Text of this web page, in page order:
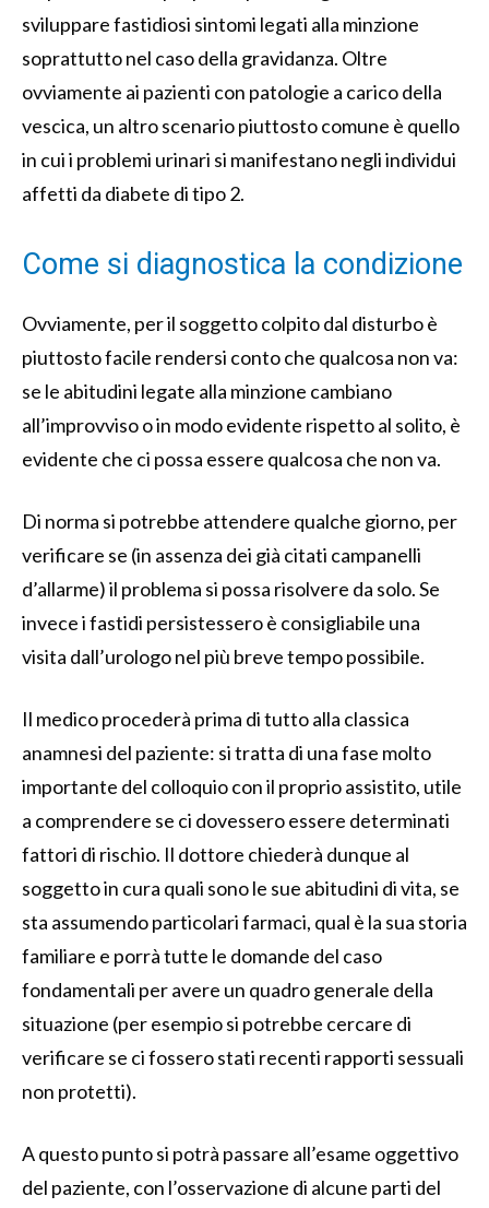
sviluppare fastidiosi sintomi legati alla minzione
soprattutto nel caso della gravidanza. Oltre
ovviamente ai pazienti con patologie a carico della
vescica, un altro scenario piuttosto comune è quello
in cui i problemi urinari si manifestano negli individui
affetti da diabete di tipo 2.
Come si diagnostica la condizione
Ovviamente, per il soggetto colpito dal disturbo è
piuttosto facile rendersi conto che qualcosa non va:
se le abitudini legate alla minzione cambiano
all’improvviso o in modo evidente rispetto al solito, è
evidente che ci possa essere qualcosa che non va.
Di norma si potrebbe attendere qualche giorno, per
verificare se (in assenza dei già citati campanelli
d’allarme) il problema si possa risolvere da solo. Se
invece i fastidi persistessero è consigliabile una
visita dall’urologo nel più breve tempo possibile.
Il medico procederà prima di tutto alla classica
anamnesi del paziente: si tratta di una fase molto
importante del colloquio con il proprio assistito, utile
a comprendere se ci dovessero essere determinati
fattori di rischio. Il dottore chiederà dunque al
soggetto in cura quali sono le sue abitudini di vita, se
sta assumendo particolari farmaci, qual è la sua storia
familiare e porrà tutte le domande del caso
fondamentali per avere un quadro generale della
situazione (per esempio si potrebbe cercare di
verificare se ci fossero stati recenti rapporti sessuali
non protetti).
A questo punto si potrà passare all’esame oggettivo
del paziente, con l’osservazione di alcune parti del